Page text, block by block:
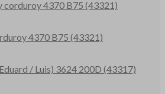
4370 B75 (43321)